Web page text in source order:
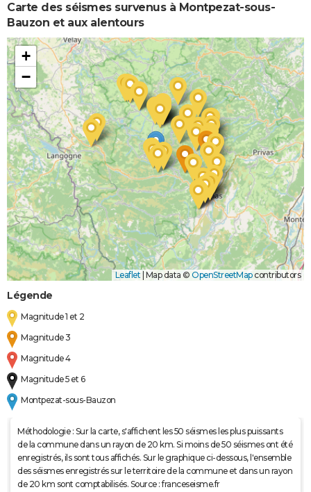
Carte des séismes survenus à Montpezat-sous-
Bauzon et aux alentours
+
−
Leaflet | Map data © OpenStreetMapcontributors
Légende
Magnitude 1 et 2
Magnitude 3
Magnitude 4
Magnitude 5 et 6
Montpezat-sous-Bauzon
Méthodologie : Sur la carte, s'affichent les 50 séismes les plus puissants
de la commune dans un rayon de 20 km. Si moins de 50 séismes ont été
enregistrés, ils sont tous affichés. Sur le graphique ci-dessous, l'ensemble
des séismes enregistrés sur le territoire de la commune et dans un rayon
de 20 km sont comptabilisés. Source : franceseisme.fr